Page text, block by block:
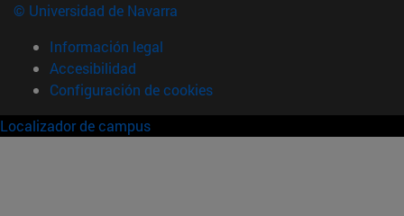
© Universidad de Navarra
Información legal
Accesibilidad
Configuración de cookies
Localizador de campus